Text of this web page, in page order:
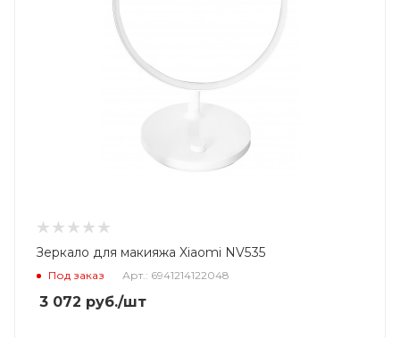
Зеркало для макияжа Xiaomi NV535
Под заказ Арт.: 6941214122048
3 072 руб./шт